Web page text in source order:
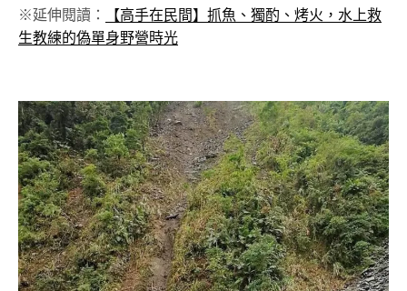
※延伸閱讀：
【高手在民間】抓魚、獨酌、烤火，水上救
生教練的偽單身野營時光